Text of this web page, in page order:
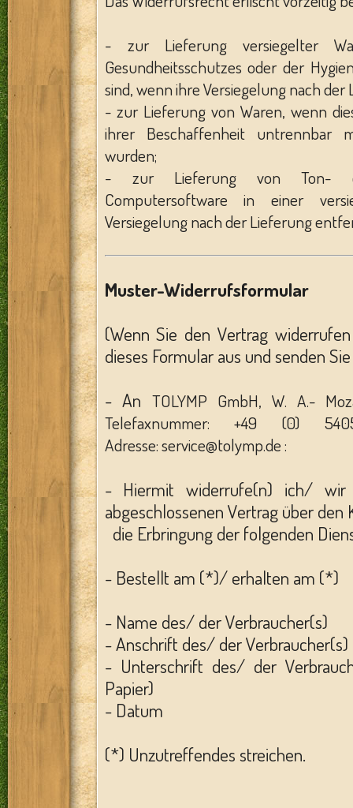
- zur Lieferung versiegelter
Gesundheitsschutzes oder der
sind, wenn ihre Versiegelung nach
- zur Lieferung von Waren, wenn
ihrer Beschaffenheit untrennbar
wurden;
- zur Lieferung von Ton-
Computersoftware in einer
Versiegelung nach der Lieferung
Muster-Widerrufsformular
(Wenn Sie den Vertrag
dieses Formular aus und senden
- AnTOLYMP GmbH, W. A.-
Telefaxnummer: +49 (0)
Adresse:service@tolymp.de:
- Hiermit widerrufe(n) ich/
abgeschlossenen Vertrag über
die Erbringung der folgenden
- Bestellt am (*)/ erhalten am (*)
- Name des/ der Verbraucher(s)
- Anschrift des/ der Verbraucher(s)
- Unterschrift des/ der
Papier)
- Datum
(*) Unzutreffendes streichen.